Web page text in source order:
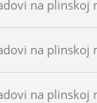
na plinskoj
na plinskoj
na plinskoj